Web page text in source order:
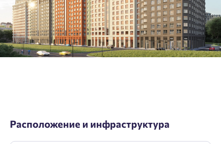
Расположение и инфраструктура